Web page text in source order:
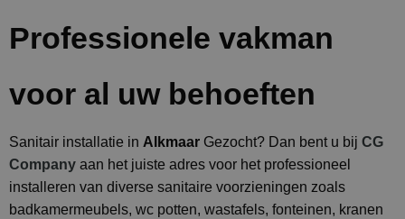
Professionele vakman
voor al uw behoeften
Sanitair installatie in Alkmaar Gezocht? Dan bent u bij CG
Company aan het juiste adres voor het professioneel
installeren van diverse sanitaire voorzieningen zoals
badkamermeubels, wc potten, wastafels, fonteinen, kranen